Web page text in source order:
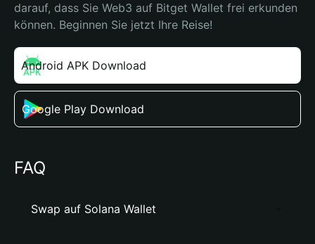
darauf, dass Sie Web3 auf Bitget Wallet frei erkunden
können. Beginnen Sie jetzt Ihre Reise!
Android APK Download
Google Play Download
FAQ
Swap auf Solana Wallet